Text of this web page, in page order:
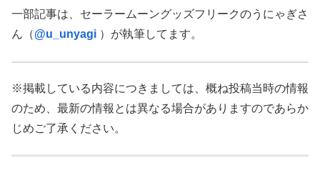
一部記事は、セーラームーングッズフリークのうにゃぎさ
ん（@u_unyagi ）が執筆してます。
※掲載している内容につきましては、概ね投稿当時の情報
のため、最新の情報とは異なる場合がありますのであらか
じめご了承ください。